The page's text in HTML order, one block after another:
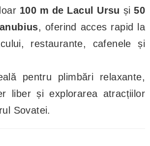
100 m de Lacul Ursu și50
, oferind acces rapid la
restaurante, cafenele și
pentru plimbări relaxante,
liber și explorarea atracțiilor
Sovatei.